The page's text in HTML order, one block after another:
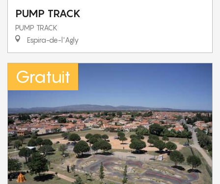
PUMP TRACK
PUMP TRACK
Espira-de-l'Agly
Gratuit